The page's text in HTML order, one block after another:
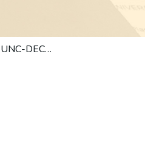
RD-2025-152-UNC-DEC#FCQ